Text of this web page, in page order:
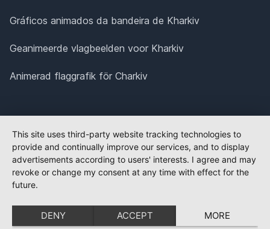
Gráficos animados da bandeira de Kharkiv
Geanimeerde vlagbeelden voor Kharkiv
Animerad flaggrafik för Charkiv
This site uses third-party website tracking technologies to
provide and continually improve our services, and to display
advertisements according to users' interests. I agree and may
revoke or change my consent at any time with effect for the
future.
DENY ACCEPT MORE